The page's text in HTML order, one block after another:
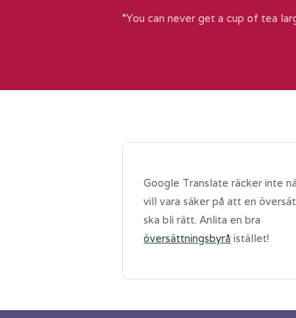
“You can never get a cup of tea
Google Translate räcker inte
vill vara säker på att en
ska bli rätt. Anlita en bra
översättningsbyrå istället!